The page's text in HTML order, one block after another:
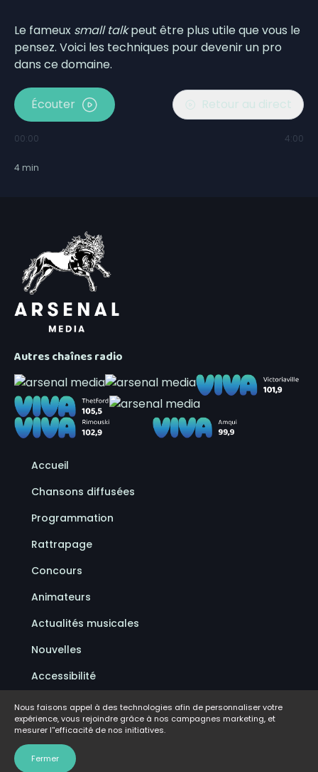
Le fameux small talkpeut être plus utile que vous le
pensez. Voici les techniques pour devenir un pro
dans ce domaine.
Écouter Retour au direct
00:00 4:00
4 min
Autres chaînes radio
Accueil
Chansons diffusées
Programmation
Rattrapage
Concours
Animateurs
Actualités musicales
Nouvelles
Accessibilité
Politique de confidentialité
Conditions d'utilisation
FAQ
Nous faisons appel à des technologies afin de personnaliser votre
expérience, vous rejoindre grâce à nos campagnes marketing, et
mesurer l''efficacité de nos initiatives.
Fermer